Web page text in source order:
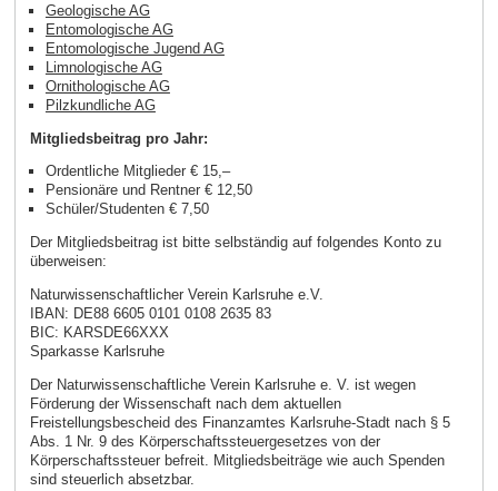
Geologische AG
Entomologische AG
Entomologische Jugend AG
Limnologische AG
Ornithologische AG
Pilzkundliche AG
Mitgliedsbeitrag pro Jahr:
Ordentliche Mitglieder € 15,–
Pensionäre und Rentner € 12,50
Schüler/Studenten € 7,50
Der Mitgliedsbeitrag ist bitte selbständig auf folgendes Konto zu
überweisen:
Naturwissenschaftlicher Verein Karlsruhe e.V.
IBAN: DE88 6605 0101 0108 2635 83
BIC: KARSDE66XXX
Sparkasse Karlsruhe
Der Naturwissenschaftliche Verein Karlsruhe e. V. ist wegen
Förderung der Wissenschaft nach dem aktuellen
Freistellungsbescheid des Finanzamtes Karlsruhe-Stadt nach § 5
Abs. 1 Nr. 9 des Körperschaftssteuergesetzes von der
Körperschaftssteuer befreit. Mitgliedsbeiträge wie auch Spenden
sind steuerlich absetzbar.